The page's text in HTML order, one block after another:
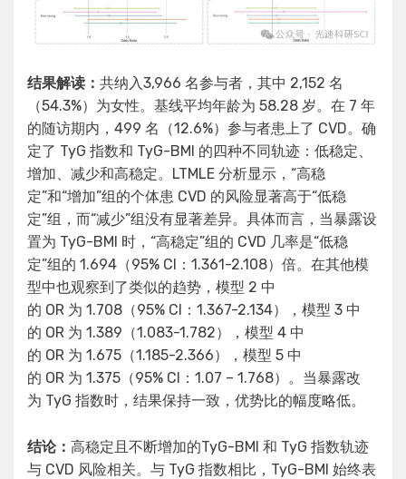
结果解读： 共纳入3,966 名参与者，其中 2,152 名
（54.3%）为女性。基线平均年龄为 58.28 岁。在 7 年
的随访期内，499 名（12.6%）参与者患上了 CVD。确
定了 TyG 指数和 TyG-BMI 的四种不同轨迹：低稳定、
增加、减少和高稳定。LTMLE 分析显示，“高稳
定”和“增加”组的个体患 CVD 的风险显著高于“低稳
定”组，而“减少”组没有显著差异。具体而言，当暴露设
置为 TyG-BMI 时，“高稳定”组的 CVD 几率是“低稳
定”组的 1.694（95% CI：1.361-2.108）倍。在其他模
型中也观察到了类似的趋势，模型 2 中
的 OR 为 1.708（95% CI：1.367-2.134），模型 3 中
的 OR 为 1.389（1.083-1.782），模型 4 中
的 OR 为 1.675（1.185-2.366），模型 5 中
的 OR 为 1.375（95% CI：1.07 – 1.768）。当暴露改
为 TyG 指数时，结果保持一致，优势比的幅度略低。
结论： 高稳定且不断增加的TyG-BMI 和 TyG 指数轨迹
与 CVD 风险相关。与 TyG 指数相比，TyG-BMI 始终表